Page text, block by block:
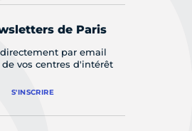
de Paris
directement par email
vos centres d'intérêt
S'INSCRIRE